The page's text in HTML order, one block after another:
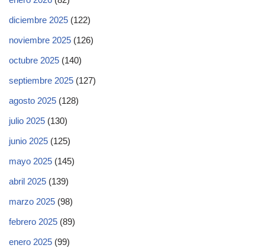
diciembre 2025 (122)
noviembre 2025 (126)
octubre 2025 (140)
septiembre 2025 (127)
agosto 2025 (128)
julio 2025 (130)
junio 2025 (125)
mayo 2025 (145)
abril 2025 (139)
marzo 2025 (98)
febrero 2025 (89)
enero 2025 (99)